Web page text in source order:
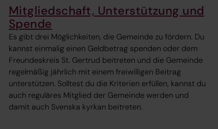
Mitgliedschaft, Unterstützung und
Spende
Es gibt drei Möglichkeiten, die Gemeinde zu fördern. Du
kannst einmalig einen Geldbetrag spenden oder dem
Freundeskreis St. Gertrud beitreten und die Gemeinde
regelmäßig jährlich mit einem freiwilligen Beitrag
unterstützen. Solltest du die Kriterien erfüllen, kannst du
auch reguläres Mitglied der Gemeinde werden und
damit auch Svenska kyrkan beitreten.